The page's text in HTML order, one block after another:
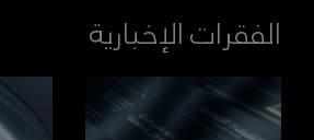
الفقرات الإخبارية